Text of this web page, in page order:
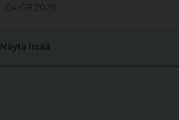
04.08.2026
Näytä lisää